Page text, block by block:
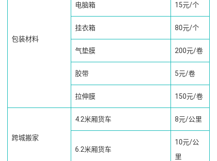
包装材料
电脑箱 15元/个
挂衣箱 80元/个
气垫膜 200元/卷
胶带 5元/卷
拉伸膜 150元/卷
跨城搬家
4.2米厢货车 8元/公里
6.2米厢货车
10元/公
里